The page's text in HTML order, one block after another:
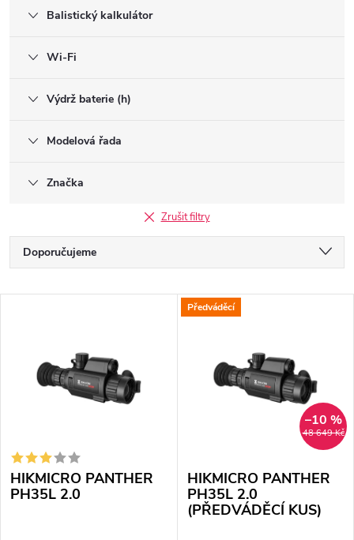
Balistický kalkulátor
Wi-Fi
Výdrž baterie (h)
Modelová řada
Značka
Zrušit filtry
Ř
a
p
r
Doporučujeme
Abecedně
s
p
HIKMICRO PANTHER
PH35L 2.0
Předváděcí
48 649 Kč
–10 %
HIKMICRO PANTHER
PH35L 2.0
(PŘEDVÁDĚCÍ KUS)